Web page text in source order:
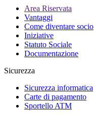
Area Riservata
Vantaggi
Come diventare socio
Iniziative
Statuto Sociale
Documentazione
Sicurezza
Sicurezza informatica
Carte di pagamento
Sportello ATM